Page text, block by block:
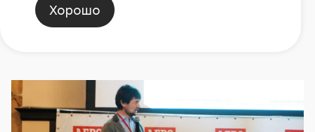
russiancropproduction
Хорошо